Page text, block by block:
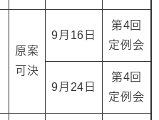
原案
可決
9月16日
第4回
定例会
9月24日
第4回
定例会